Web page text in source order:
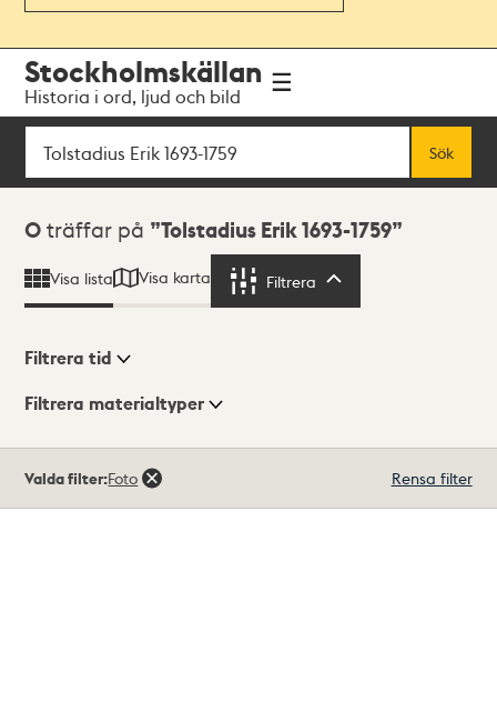
navigationen
huvudinnehållet
Stockholmskällan
Historia i ord, ljud och bild
Sök
Sök
Sökresultat
0 träffar på Tolstadius Erik 1693-1759
Visa lista Visa karta Filtrera
Visningsläge
Filtrera tid
Filtrera materialtyper
träffar
Valda filter:Foto Rensa filter